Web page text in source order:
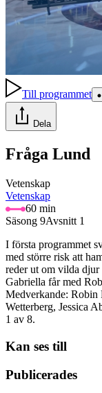
Till programmet
Dela
Fråga Lund
Vetenskap
Vetenskap
60 min
Säsong 9Avsnitt 1
I första programmet
med större risk att
reder ut om vilda
Gabriella får med
Medverkande: Robin
Wetterberg, Jessica
1 av 8.
Kan ses till
Publicerades